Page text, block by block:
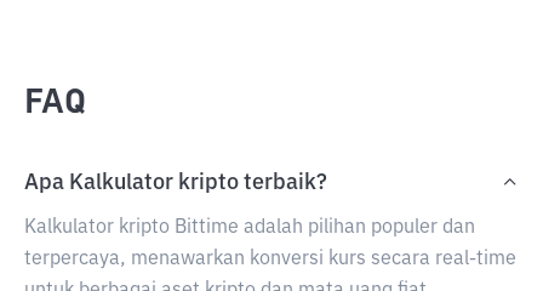
FAQ
Apa Kalkulator kripto terbaik?
Kalkulator kripto Bittime adalah pilihan populer dan
terpercaya, menawarkan konversi kurs secara real-time